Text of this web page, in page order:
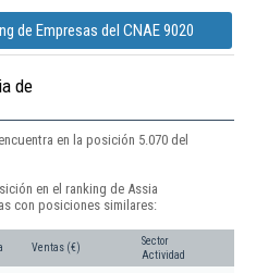
de Empresas del CNAE 9020
de
en la posición 5.070 del
en el ranking de Assia
con posiciones similares:
Ventas (€)
Sector
Actividad